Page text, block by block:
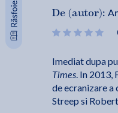
De (autor):
Imediat dupa
Times. In 2013,
de ecranizare a
Streep si